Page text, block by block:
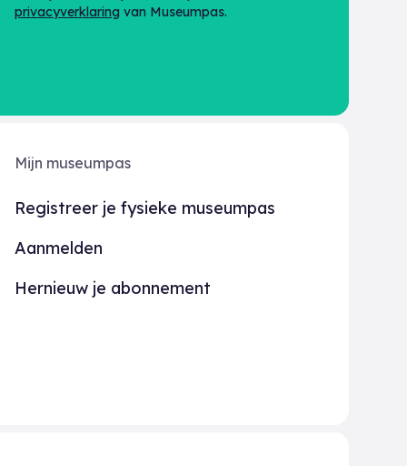
privacyverklaring van Museumpas.
Mijn museumpas
Registreer je fysieke museumpas
Aanmelden
Hernieuw je abonnement